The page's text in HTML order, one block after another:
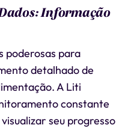
Informação
poderosas para
detalhado de
A Liti
constante
seu progresso